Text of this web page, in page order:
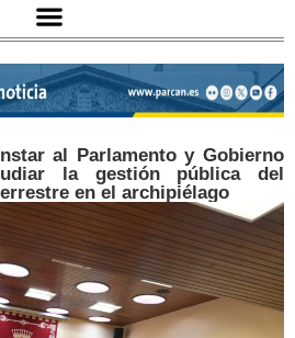
al Parlamento y Gobierno
la gestión pública del
en el archipiélago